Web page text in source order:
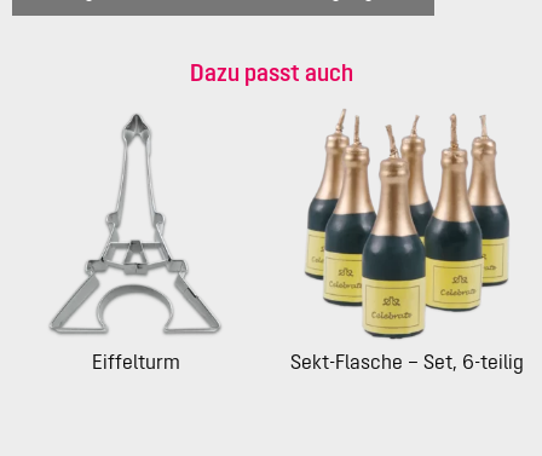
Dazu passt auch
Eiffelturm Sekt-Flasche – Set, 6-teilig